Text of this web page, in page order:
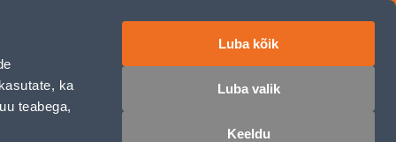
ka
teabega,
Luba kõik
Luba valik
Keeldu